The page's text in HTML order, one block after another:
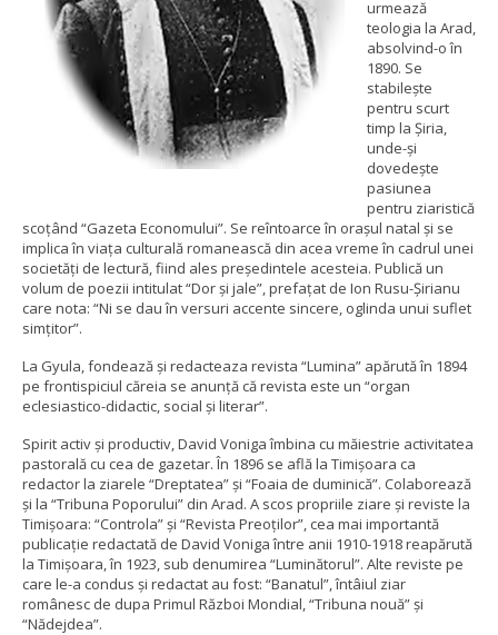
urmează
teologia la Arad,
absolvind-o în
1890. Se
stabileşte
pentru scurt
timp la Şiria,
unde-şi
dovedeşte
pasiunea
pentru ziaristică
scoţând “Gazeta Economului”. Se reîntoarce în oraşul natal şi se
implica în viaţa culturală romanească din acea vreme în cadrul unei
societăţi de lectură, fiind ales preşedintele acesteia. Publică un
volum de poezii intitulat “Dor şi jale”, prefaţat de Ion Rusu-Şirianu
care nota: “Ni se dau în versuri accente sincere, oglinda unui suflet
simţitor”.
La Gyula, fondează şi redacteaza revista “Lumina” apărută în 1894
pe frontispiciul căreia se anunţă că revista este un “organ
eclesiastico-didactic, social şi literar”.
Spirit activ şi productiv, David Voniga îmbina cu măiestrie activitatea
pastorală cu cea de gazetar. În 1896 se află la Timişoara ca
redactor la ziarele “Dreptatea” şi “Foaia de duminică”. Colaborează
şi la “Tribuna Poporului” din Arad. A scos propriile ziare şi reviste la
Timişoara: “Controla” şi “Revista Preoţilor”, cea mai importantă
publicaţie redactată de David Voniga între anii 1910-1918 reapărută
la Timişoara, în 1923, sub denumirea “Luminătorul”. Alte reviste pe
care le-a condus şi redactat au fost: “Banatul”, întâiul ziar
românesc de dupa Primul Război Mondial, “Tribuna nouă” şi
“Nădejdea”.